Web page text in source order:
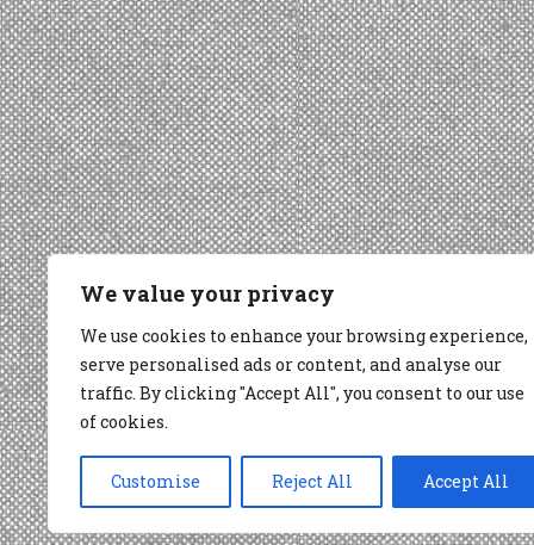
We value your privacy
We use cookies to enhance your browsing experience,
serve personalised ads or content, and analyse our
traffic. By clicking "Accept All", you consent to our use
of cookies.
Customise Reject All Accept All